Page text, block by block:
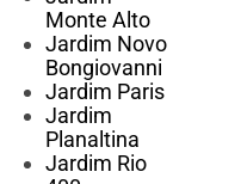
Monte Alto
Jardim Novo
Bongiovanni
Jardim Paris
Jardim
Planaltina
Jardim Rio